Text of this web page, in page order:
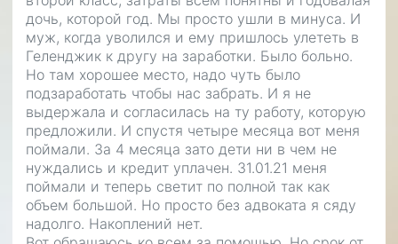
дочь, которой год. Мы просто ушли в минуса. И
муж, когда уволился и ему пришлось улететь в
Геленджик к другу на заработки. Было больно.
Но там хорошее место, надо чуть было
подзаработать чтобы нас забрать. И я не
выдержала и согласилась на ту работу, которую
предложили. И спустя четыре месяца вот меня
поймали. За 4 месяца зато дети ни в чем не
нуждались и кредит уплачен. 31.01.21 меня
поймали и теперь светит по полной так как
объем большой. Но просто без адвоката я сяду
надолго. Накоплений нет.